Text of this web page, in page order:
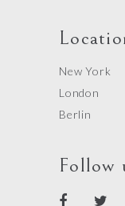
New York
London
Berlin
Follow